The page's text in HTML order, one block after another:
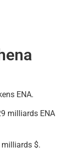
ENA.
milliards ENA
milliards $.